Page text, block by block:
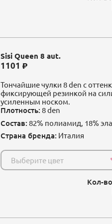
Sisi Queen 8 aut.
1101
Тончайшие чулки 8 den с
фиксирующей резинкой на
усиленным носком.
Плотность: 8 den
Состав: 82% полиамид, 18%
Страна бренда: Италия
Выберите цвет
Кол-во